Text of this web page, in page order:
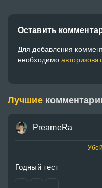
Оставить
Для добавления
необходимо
Лучшие
PreameRa
Годный тест